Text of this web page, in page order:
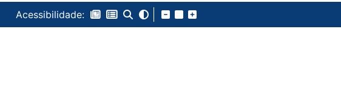
Acessibilidade: